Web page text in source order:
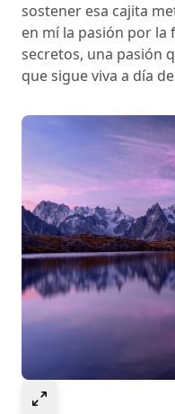
sostener esa cajita
en mí la pasión por
secretos, una pasión
que sigue viva a día